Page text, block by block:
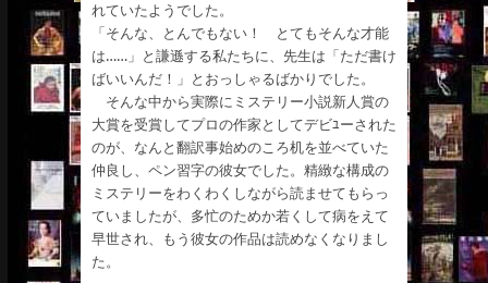
れていたようでした。
「そんな、とんでもない！ とてもそんな才能
は……」と謙遜する私たちに、先生は「ただ書け
ばいいんだ！」とおっしゃるばかりでした。
そんな中から実際にミステリー小説新人賞の
大賞を受賞してプロの作家としてデビﾕーされた
のが、なんと翻訳事始めのころ机を並べていた
仲良し、ペン習字の彼女でした。精緻な構成の
ミステリーをわくわくしながら読ませてもらっ
ていましたが、多忙のためか若くして病をえて
早世され、もう彼女の作品は読めなくなりまし
た。